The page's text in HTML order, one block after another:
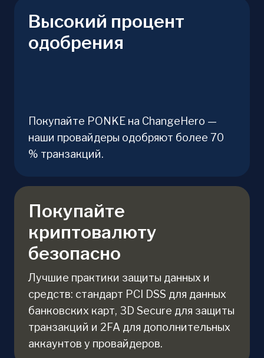
Высокий процент
одобрения
Покупайте PONKE на ChangeHero —
наши провайдеры одобряют более 70
% транзакций.
Покупайте
криптовалюту
безопасно
Лучшие практики защиты данных и
средств: стандарт PCI DSS для данных
банковских карт, 3D Secure для защиты
транзакций и 2FA для дополнительных
аккаунтов у провайдеров.